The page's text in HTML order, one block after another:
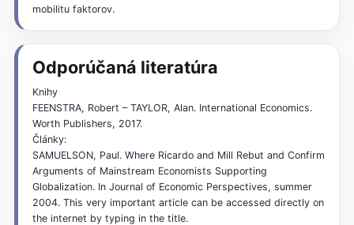
mobilitu faktorov.
Odporúčaná literatúra
Knihy
FEENSTRA, Robert – TAYLOR, Alan. International Economics.
Worth Publishers, 2017.
Články:
SAMUELSON, Paul. Where Ricardo and Mill Rebut and Confirm
Arguments of Mainstream Economists Supporting
Globalization. In Journal of Economic Perspectives, summer
2004. This very important article can be accessed directly on
the internet by typing in the title.